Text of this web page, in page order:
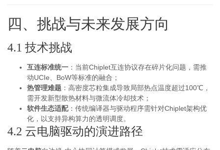
四、挑战与未来发展方向
4.1 技术挑战
互连标准统一 ：当前Chiplet互连协议存在碎片化问题，需推
动UCIe、BoW等标准的融合；
热管理难题 ：高密度芯粒集成导致局部热点温度超过100℃，
需开发新型散热材料与微流体冷却技术；
软件生态适配：传统编译器与驱动程序需针对Chiplet架构优
化，以支持异构算力的透明调度。
4.2 云电脑驱动的演进路径